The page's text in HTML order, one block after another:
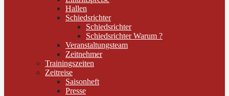
Hallen
Schiedsrichter
Schiedsrichter
Schiedsrichter Warum ?
Veranstaltungsteam
Zeitnehmer
Trainingszeiten
Zeitreise
Saisonheft
Presse